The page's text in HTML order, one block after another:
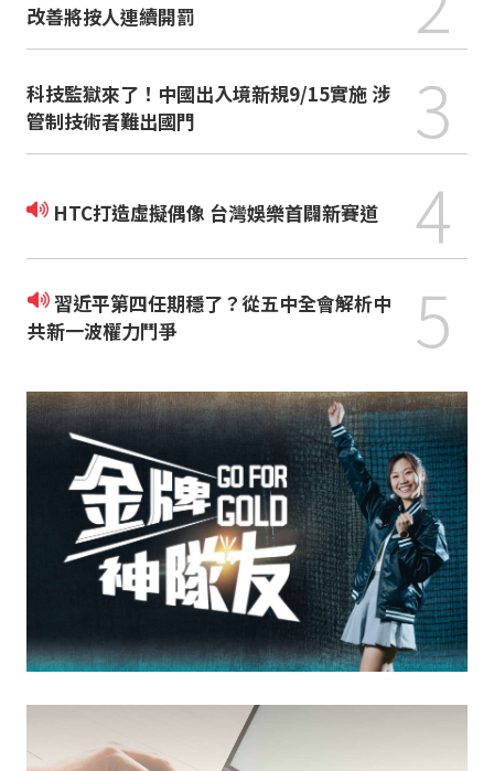
改善將按人連續開罰
科技監獄來了！中國出入境新規9/15實施 涉
管制技術者難出國門
3
HTC打造虛擬偶像 台灣娛樂首闢新賽道 4
習近平第四任期穩了？從五中全會解析中
共新一波權力鬥爭
5